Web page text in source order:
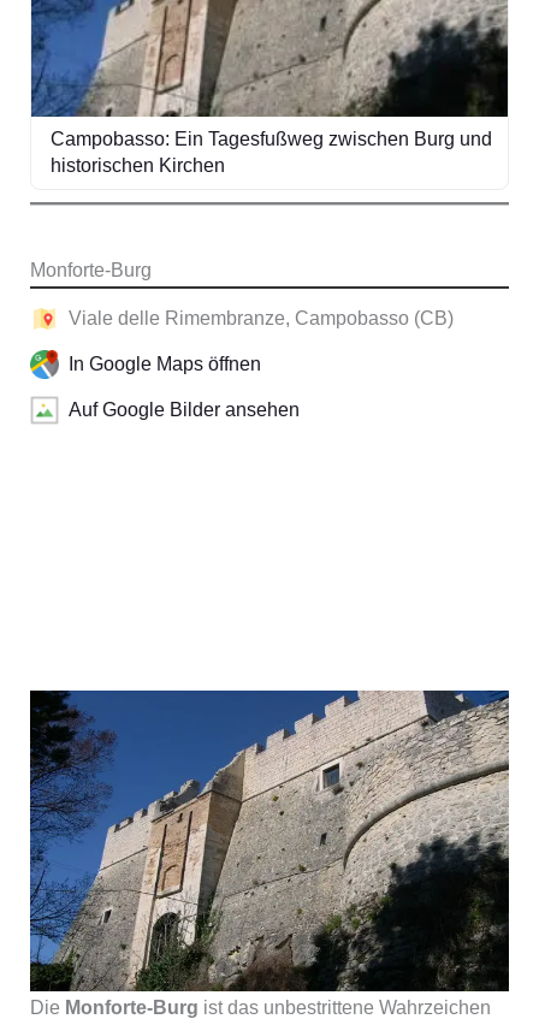
Campobasso: Ein Tagesfußweg zwischen Burg und
historischen Kirchen
Monforte-Burg
Viale delle Rimembranze, Campobasso (CB)
In Google Maps öffnen
Auf Google Bilder ansehen
Die Monforte-Burg ist das unbestrittene Wahrzeichen